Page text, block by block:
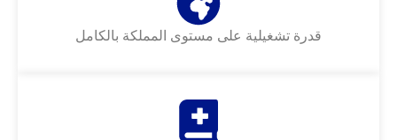
قدرة تشغيلية على مستوى المملكة بالكامل